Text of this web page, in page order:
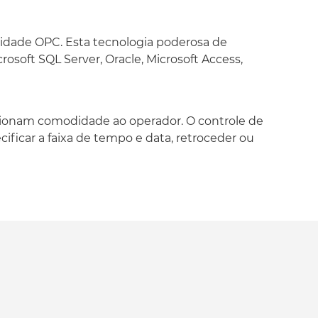
comodidade ao operador. O
no topo da tela do operador e funciona como
podem especificar a faixa de tempo e
rapidamente, bem como mudar a
OPC. Esta tecnologia poderosa de
SQL Server, Oracle, Microsoft Access,
comodidade ao operador. O controle de
a faixa de tempo e data, retroceder ou